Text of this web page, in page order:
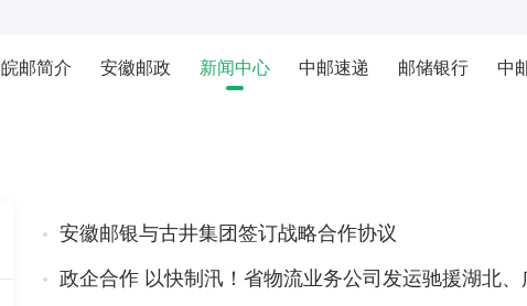
皖邮简介 安徽邮政 新闻中心 中邮速递 邮储银行 中
安徽邮银与古井集团签订战略合作协议
政企合作 以快制汛！省物流业务公司发运驰援湖北、